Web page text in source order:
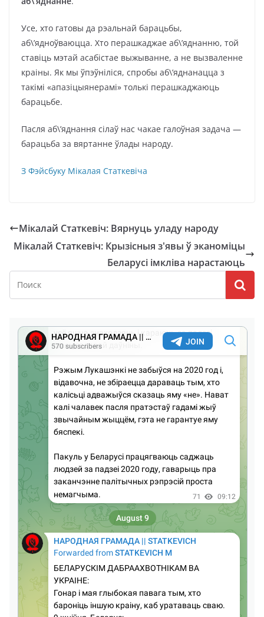
Усе, хто гатовы да рэальнай барацьбы,
аб\’ядноўваюцца. Хто перашкаджае аб\’яднанню, той
ставіць мэтай асабістае выжыванне, а не вызваленне
краіны. Як мы ўпэўніліся, спробы аб\’яднанацца з
такімі «апазіцыянерамі» толькі перашкаджаюць
барацьбе.
Пасля аб\’яднання сілаў нас чакае галоўная задача —
барацьба за вяртанне ўлады народу.
З Фэйсбуку Мікалая Статкевіча
Мікалай Статкевіч: Вярнуць уладу народу
Мікалай Статкевіч: Крызісныя з'явы ў эканоміцы
Беларусі імкліва нарастаюць